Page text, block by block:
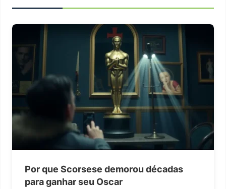
Por que Scorsese demorou décadas
para ganhar seu Oscar